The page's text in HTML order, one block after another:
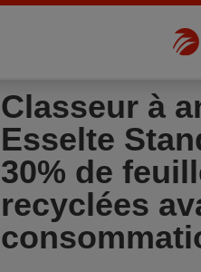
Classeur à
Esselte
30% de
recyclées